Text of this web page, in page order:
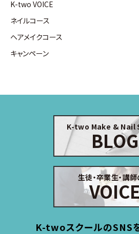
K-two VOICE
ネイルコース
ヘアメイクコース
キャンペーン
K-two Make & Nail
BLOG
生徒・卒業生・講
K-twoスクールのSNS